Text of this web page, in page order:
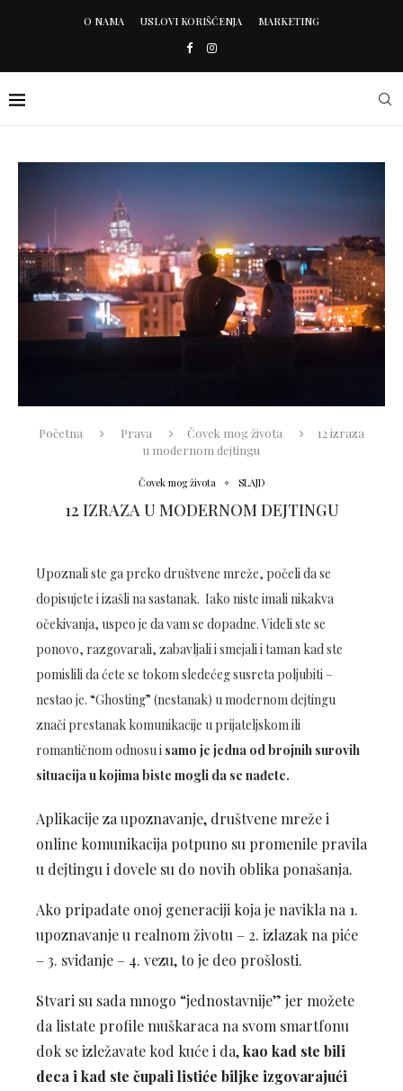
O NAMA USLOVI KORIŠĆENJA MARKETING
Početna Prava Čovek mog života
12 izraza
u modernom dejtingu
Čovek mog života SLAJD
12 IZRAZA U MODERNOM DEJTINGU
Upoznali ste ga preko društvene mreže, počeli da se
dopisujete i izašli na sastanak. Iako niste imali nikakva
očekivanja, uspeo je da vam se dopadne. Videli ste se
ponovo, razgovarali, zabavljali i smejali i taman kad ste
pomislili da ćete se tokom sledećeg susreta poljubiti –
nestao je. “Ghosting” (nestanak) u modernom dejtingu
znači prestanak komunikacije u prijateljskom ili
romantičnom odnosu i samo je jedna od brojnih surovih
situacija u kojima biste mogli da se nađete.
Aplikacije za upoznavanje, društvene mreže i
online komunikacija potpuno su promenile pravila
u dejtingu i dovele su do novih oblika ponašanja.
Ako pripadate onoj generaciji koja je navikla na 1.
upoznavanje u realnom životu – 2. izlazak na piće
– 3. sviđanje – 4. vezu, to je deo prošlosti.
Stvari su sada mnogo “jednostavnije” jer možete
da listate profile muškaraca na svom smartfonu
dok se izležavate kod kuće i da,kao kad ste bili
deca i kad ste čupali listiće biljke izgovarajući